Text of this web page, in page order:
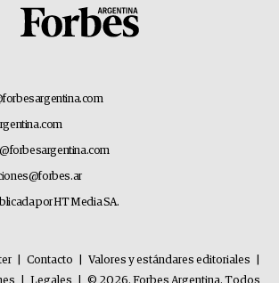
por HT Media SA.
Contacto Valores y estándares editoriales
Legales © 2026. Forbes Argentina. Todos